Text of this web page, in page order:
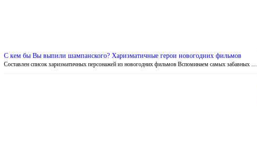
С кем бы Вы выпили шампанского? Харизматичные герои новогодних фильмов
Составлен список харизматичных персонажей из новогодних фильмов Вспоминаем самых забавных …